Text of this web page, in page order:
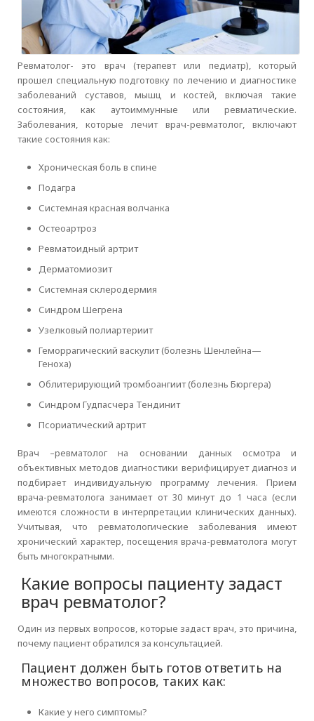
Ревматолог- это врач (терапевт или педиатр), который
прошел специальную подготовку по лечению и диагностике
заболеваний суставов, мышц и костей, включая такие
состояния, как аутоиммунные или ревматические.
Заболевания, которые лечит врач-ревматолог, включают
такие состояния как:
Хроническая боль в спине
Подагра
Системная красная волчанка
Остеоартроз
Ревматоидный артрит
Дерматомиозит
Системная склеродермия
Синдром Шегрена
Узелковый полиартериит
Геморрагический васкулит (болезнь Шенлейна—
Геноха)
Облитерирующий тромбоангиит (болезнь Бюргера)
Синдром Гудпасчера Тендинит
Псориатический артрит
Врач –ревматолог на основании данных осмотра и
объективных методов диагностики верифицирует диагноз и
подбирает индивидуальную программу лечения. Прием
врача-ревматолога занимает от 30 минут до 1 часа (если
имеются сложности в интерпретации клинических данных).
Учитывая, что ревматологические заболевания имеют
хронический характер, посещения врача-ревматолога могут
быть многократными.
Какие вопросы пациенту задаст
врач ревматолог?
Один из первых вопросов, которые задаст врач, это причина,
почему пациент обратился за консультацией.
Пациент должен быть готов ответить на
множество вопросов, таких как:
Какие у него симптомы?